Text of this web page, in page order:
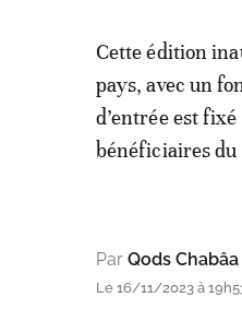
Cette édition
pays, avec un
d’entrée est
bénéficiaires du
Par Qods Chabâa
Le 16/11/2023 à